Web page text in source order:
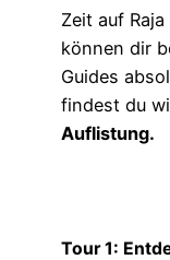
Zeit auf
können dir
Guides
findest du
Auflistung.
Tour 1: